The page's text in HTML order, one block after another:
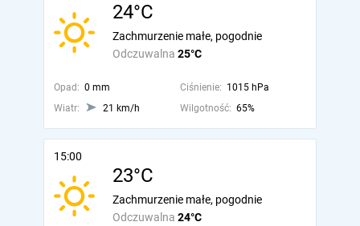
24°C
Odczuwalna 25°C
Zachmurzenie małe, pogodnie
Opad: 0 mm Ciśnienie: 1015 hPa
Wiatr:
21 km/h Wilgotność: 65%
15:00
23°C
Odczuwalna 24°C
Zachmurzenie małe, pogodnie